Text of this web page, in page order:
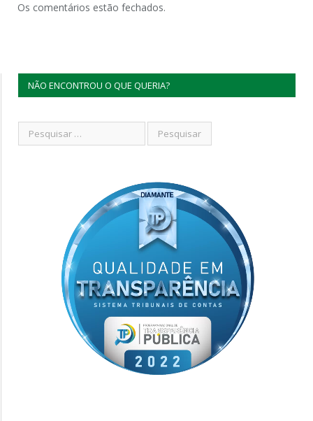
Os comentários estão fechados.
NÃO ENCONTROU O QUE QUERIA?